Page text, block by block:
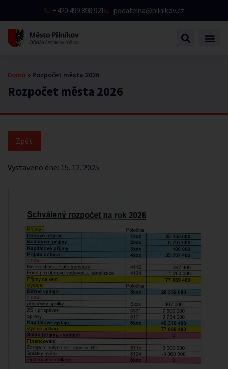
+420 499 898 921 podatelna@pilnikov.cz
Rozpočet města 2026
Domů » Rozpočet města 2026
Vystaveno dne: 15. 12. 2025